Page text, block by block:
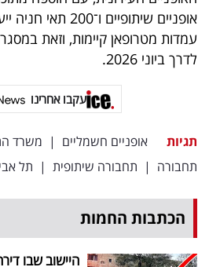
אחרינו:
עמדות מטרופאן קיימות, וזאת
לדרך ביוני 2026.
עקבו אחרינו
תגיות אופניים חשמליים | משרד
תחבורה | תחבורה שיתופית | תל
הכתבות החמות
היישוב שבו